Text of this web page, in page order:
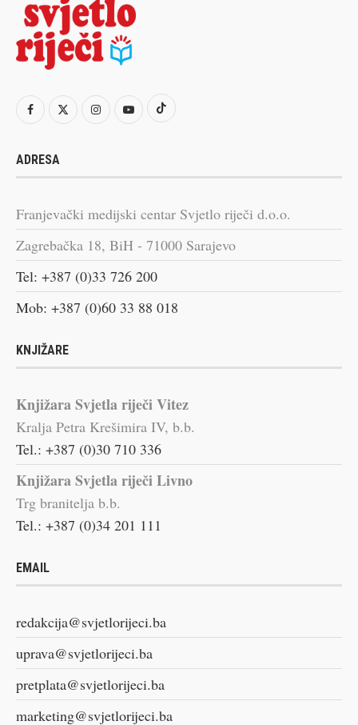
ADRESA
Franjevački medijski centar Svjetlo riječi d.o.o.
Zagrebačka 18, BiH - 71000 Sarajevo
Tel: +387 (0)33 726 200
Mob: +387 (0)60 33 88 018
KNJIŽARE
Knjižara Svjetla riječi Vitez
Kralja Petra Krešimira IV, b.b.
Tel.: +387 (0)30 710 336
Knjižara Svjetla riječi Livno
Trg branitelja b.b.
Tel.: +387 (0)34 201 111
EMAIL
redakcija@svjetlorijeci.ba
uprava@svjetlorijeci.ba
pretplata@svjetlorijeci.ba
marketing@svjetlorijeci.ba